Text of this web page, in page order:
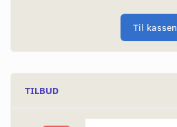
Til kassen
TILBUD